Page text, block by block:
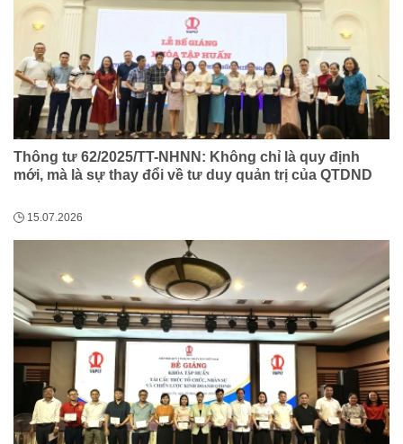
Thông tư 62/2025/TT-NHNN: Không chỉ là quy định
mới, mà là sự thay đổi về tư duy quản trị của QTDND
15.07.2026